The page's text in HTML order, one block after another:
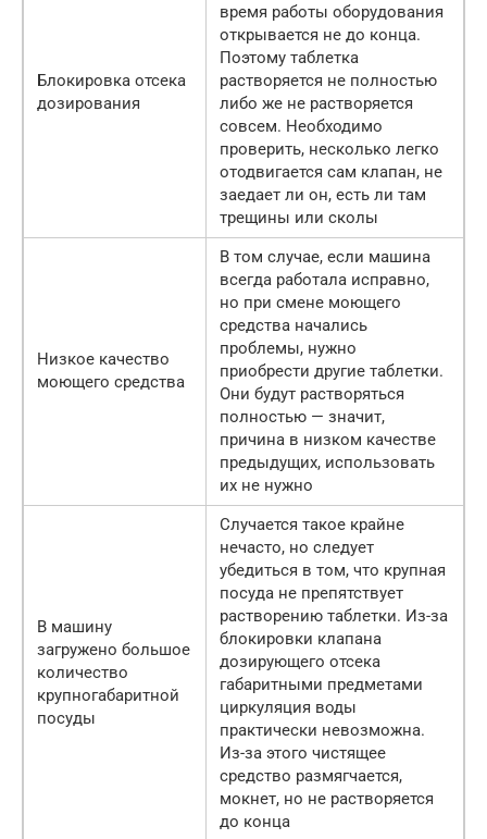
Блокировка отсека
дозирования
время работы оборудования
открывается не до конца.
Поэтому таблетка
растворяется не полностью
либо же не растворяется
совсем. Необходимо
проверить, несколько легко
отодвигается сам клапан, не
заедает ли он, есть ли там
трещины или сколы
Низкое качество
моющего средства
В том случае, если машина
всегда работала исправно,
но при смене моющего
средства начались
проблемы, нужно
приобрести другие таблетки.
Они будут растворяться
полностью — значит,
причина в низком качестве
предыдущих, использовать
их не нужно
В машину
загружено большое
количество
крупногабаритной
посуды
Случается такое крайне
нечасто, но следует
убедиться в том, что крупная
посуда не препятствует
растворению таблетки. Из-за
блокировки клапана
дозирующего отсека
габаритными предметами
циркуляция воды
практически невозможна.
Из-за этого чистящее
средство размягчается,
мокнет, но не растворяется
до конца